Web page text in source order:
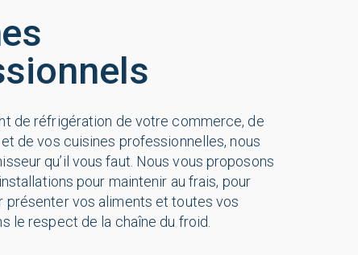
de réfrigération de votre commerce, de
de vos cuisines professionnelles, nous
qu’il vous faut. Nous vous proposons
pour maintenir au frais, pour
présenter vos aliments et toutes vos
le respect de la chaîne du froid.